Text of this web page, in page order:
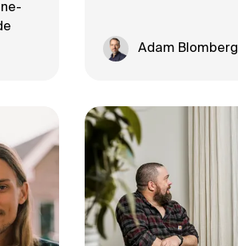
Adam Blomberg